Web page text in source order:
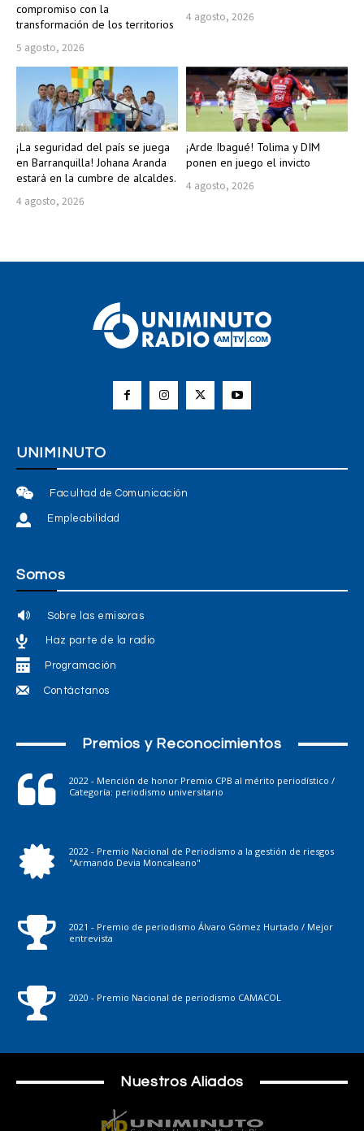
compromiso con la
transformación de los territorios
5 agosto, 2026
4 agosto, 2026
¡La seguridad del país se juega
en Barranquilla! Johana Aranda
estará en la cumbre de alcaldes.
4 agosto, 2026
¡Arde Ibagué! Tolima y DIM
ponen en juego el invicto
4 agosto, 2026
UNIMINUTO
Facultad de Comunicación
Empleabilidad
Somos
Sobre las emisoras
Haz parte de la radio
Programación
Contáctanos
Premios y Reconocimientos
2022 - Mención de honor Premio CPB al mérito periodístico /
Categoría: periodismo universitario
2022 - Premio Nacional de Periodismo a la gestión de riesgos
"Armando Devia Moncaleano"
2021 - Premio de periodismo Álvaro Gómez Hurtado / Mejor
entrevista
2020 - Premio Nacional de periodismo CAMACOL
Nuestros Aliados